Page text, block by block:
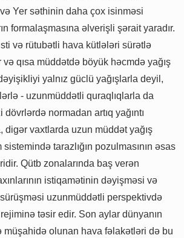
Yer səthinin daha çox isinməsi
formalaşmasına əlverişli şərait yaradır.
və rütubətli hava kütlələri sürətlə
qısa müddətdə böyük həcmdə yağış
yalnız güclü yağışlarla deyil,
- uzunmüddətli quraqlıqlarla da
normadan artıq yağıntı
digər vaxtlarda uzun müddət yağış
tarazlığın pozulmasının əsas
Qütb zonalarında baş verən
istiqamətinin dəyişməsi və
sürüşməsi uzunmüddətli perspektivdə
təsir edir. Son aylar dünyanın
müşahidə olunan hava fəlakətləri də bu